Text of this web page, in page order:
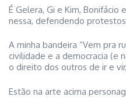
É Gelera, Gi e Kim,
nessa, defendendo
A minha bandeira “Vem pra
civilidade e a democracia (e
o direito dos outros de ir e
Estão na arte acima